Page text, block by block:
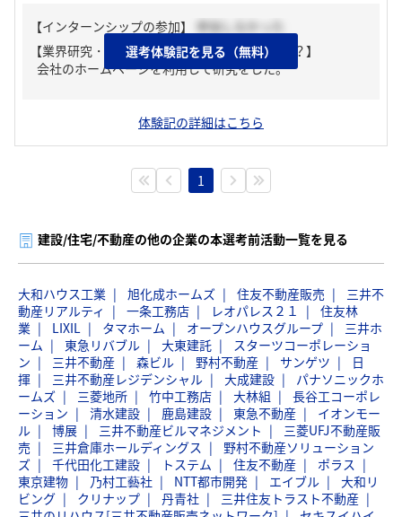
【インターンシップの参加】
参加しなかった
【業界研究・企業研究はどんな風にしましたか？】
会社のホームページを利用して研究をした。
選考体験記を見る（無料）
体験記の詳細はこちら
1
建設/住宅/不動産の他の企業の本選考前活動一覧を見る
大和ハウス工業 旭化成ホームズ 住友不動産販売
三井不
動産リアルティ
一条工務店 レオパレス２１
住友林
業
LIXIL タマホーム オープンハウスグループ
三井ホ
ーム
東急リバブル 大東建託
スターツコーポレーショ
ン
三井不動産 森ビル 野村不動産 サンゲツ
日
揮
三井不動産レジデンシャル 大成建設
パナソニックホ
ームズ
三菱地所 竹中工務店 大林組
長谷工コーポレ
ーション
清水建設 鹿島建設 東急不動産
イオンモー
ル
博展 三井不動産ビルマネジメント
三菱UFJ不動産販
売
三井倉庫ホールディングス
野村不動産ソリューション
ズ
千代田化工建設 トステム 住友不動産
ポラス
東京建物
乃村工藝社 NTT都市開発 エイブル
大和リ
ビング
クリナップ 丹青社
三井住友トラスト不動産